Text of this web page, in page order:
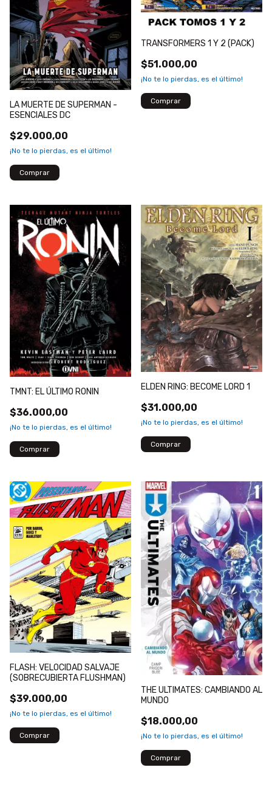
LA MUERTE DE SUPERMAN -
ESENCIALES DC
$29.000,00
¡No te lo pierdas, es el último!
TRANSFORMERS 1 Y 2 (PACK)
$51.000,00
¡No te lo pierdas, es el último!
TMNT: EL ÚLTIMO RONIN
$36.000,00
¡No te lo pierdas, es el último!
ELDEN RING: BECOME LORD 1
$31.000,00
¡No te lo pierdas, es el último!
FLASH: VELOCIDAD SALVAJE
(SOBRECUBIERTA FLUSHMAN)
$39.000,00
¡No te lo pierdas, es el último!
THE ULTIMATES: CAMBIANDO AL
MUNDO
$18.000,00
¡No te lo pierdas, es el último!